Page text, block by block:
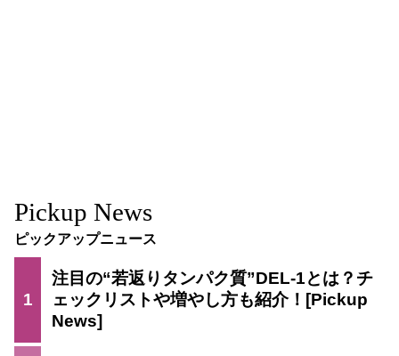
Pickup News
ピックアップニュース
1
注目の“若返りタンパク質”DEL-1とは？チ
ェックリストや増やし方も紹介！